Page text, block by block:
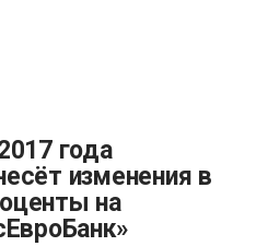
изменения в
на